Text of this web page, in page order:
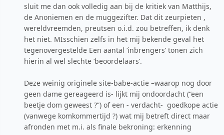
sluit me dan ook volledig aan bij de kritiek van Matthijs,
de Anoniemen en de muggezifter. Dat dit zeurpieten ,
wereldvreemden, preutsen o.i.d. zou betreffen, ik denk
het niet. MIsschien zelfs in het mij bekende geval het
tegenovergestelde Een aantal ‘inbrengers’ tonen zich
hierin al wel slechte ‘beoordelaars’.
Deze weinig originele site-babe-actie –waarop nog door
geen dame gereageerd is- lijkt mij ondoordacht (“een
beetje dom geweest ?”) of een - verdacht- goedkope actie
(vanwege komkommertijd ?) wat mij betreft direct maar
afronden met m.i. als finale bekroning: erkenning